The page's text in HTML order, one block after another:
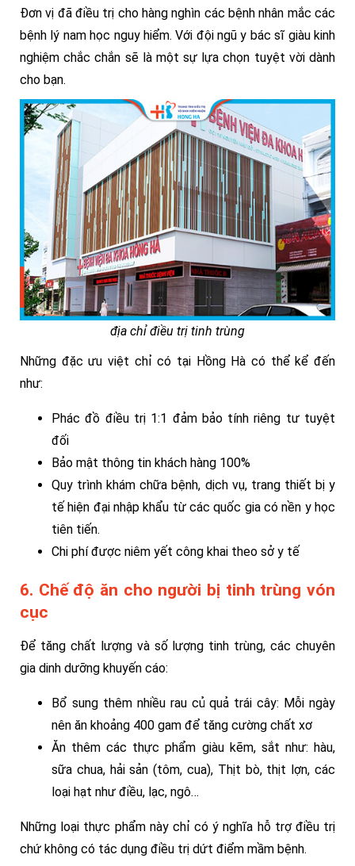
Đơn vị đã điều trị cho hàng nghìn các bệnh nhân mắc các
bệnh lý nam học nguy hiểm. Với đội ngũ y bác sĩ giàu kinh
nghiệm chắc chắn sẽ là một sự lựa chọn tuyệt vời dành
cho bạn.
địa chỉ điều trị tinh trùng
Những đặc ưu việt chỉ có tại Hồng Hà có thể kể đến
như:
Phác đồ điều trị 1:1 đảm bảo tính riêng tư tuyệt
đối
Bảo mật thông tin khách hàng 100%
Quy trình khám chữa bệnh, dịch vụ, trang thiết bị y
tế hiện đại nhập khẩu từ các quốc gia có nền y học
tiên tiến.
Chi phí được niêm yết công khai theo sở y tế
6. Chế độ ăn cho người bị tinh trùng vón
cục
Để tăng chất lượng và số lượng tinh trùng, các chuyên
gia dinh dưỡng khuyến cáo:
Bổ sung thêm nhiều rau củ quả trái cây: Mỗi ngày
nên ăn khoảng 400 gam để tăng cường chất xơ
Ăn thêm các thực phẩm giàu kẽm, sắt như: hàu,
sữa chua, hải sản (tôm, cua), Thịt bò, thịt lợn, các
loại hạt như điều, lạc, ngô…
Những loại thực phẩm này chỉ có ý nghĩa hỗ trợ điều trị
chứ không có tác dụng điều trị dứt điểm mầm bệnh.